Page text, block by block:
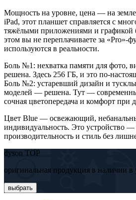
Мощность на уровне, цена — на
iPad, этот планшет справляется с
тяжёлыми приложениями и графикой
этом вы не переплачиваете за «Pro»-
используются в реальности.
Боль №1: нехватка памяти для фото,
решена. Здесь 256 ГБ, и это по-
Боль №2: устаревший дизайн и
моделей — решена. Тут —
сочная цветопередача и комфорт при
Цвет Blue — освежающий,
индивидуальность. Это устройство —
производительность и стиль без
dyson TOP
оригинальная продукция в наличии в
выбрать